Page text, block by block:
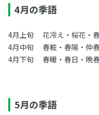
4月の季語
4月上旬 花冷え・桜花・
4月中旬 春粧・春陽・仲
4月下旬 春暖・春日・晩
5月の季語